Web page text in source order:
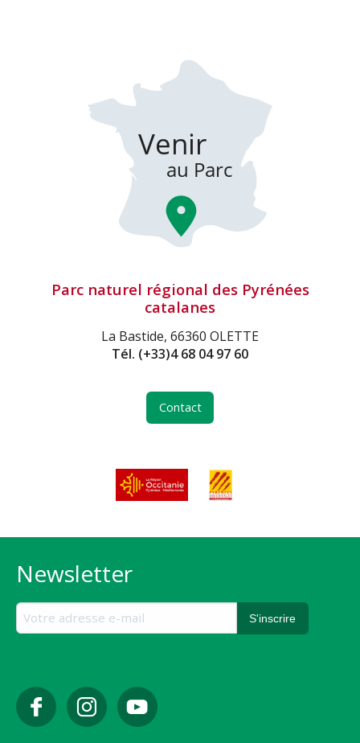
Parc naturel régional des Pyrénées
catalanes
La Bastide, 66360 OLETTE
Tél. (+33)4 68 04 97 60
Contact
Newsletter